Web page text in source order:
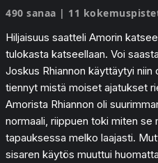
490 sanaa | 11
Hiljaisuus saatteli Amorin
tulokasta katseellaan. Voi
Joskus Rhiannon käyttäytyi
tiennyt mistä moiset ajatukset
Amorista Rhiannon oli
normaali, riippuen toki miten se
tapauksessa melko laajasti.
sisaren käytös muuttui